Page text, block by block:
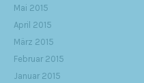
Mai 2015
April 2015
März 2015
Februar 2015
Januar 2015